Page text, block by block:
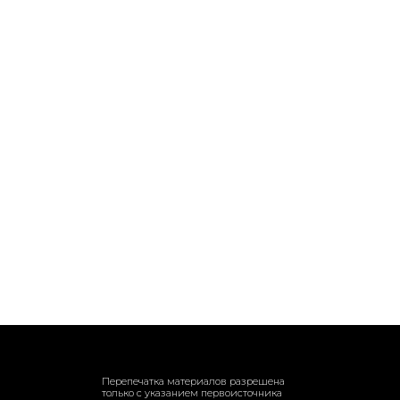
Перепечатка материалов разрешена
только с указанием первоисточника